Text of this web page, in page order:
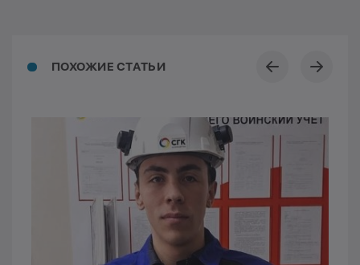
ПОХОЖИЕ СТАТЬИ